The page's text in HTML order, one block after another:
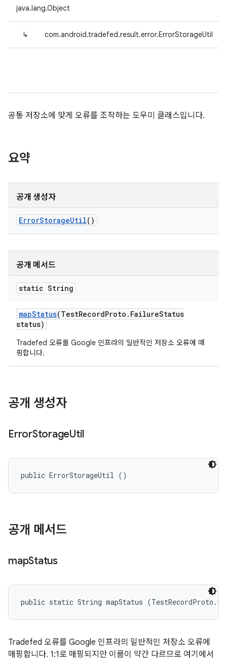
java.lang.Object
↳ com.android.tradefed.result.error.ErrorStorageUtil
공통 저장소에 맞게 오류를 조작하는 도우미 클래스입니다.
요약
공개 생성자
ErrorStorageUtil()
공개 메서드
static String
mapStatus(TestRecordProto . FailureStatus
status)
Tradefed 오류를 Google 인프라의 일반적인 저장소 오류에 매
핑합니다.
공개 생성자
ErrorStorageUtil
public ErrorStorageUtil ()
공개 메서드
mapStatus
public static String mapStatus
Tradefed 오류를 Google 인프라의 일반적인 저장소 오류에
매핑합니다. 1:1로 매핑되지만 이름이 약간 다르므로 여기에서